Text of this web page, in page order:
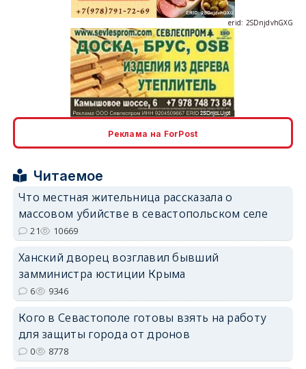
erid: 2SDnjdvhGXG
erid: 2SDnjcLUypt
erid: 2SDnjcrDNw6
Реклама на ForPost
Читаемое
Что местная жительница рассказала о
массовом убийстве в севастопольском селе
21 10669
Ханский дворец возглавил бывший
замминистра юстиции Крыма
6 9346
Кого в Севастополе готовы взять на работу
для защиты города от дронов
0 8778